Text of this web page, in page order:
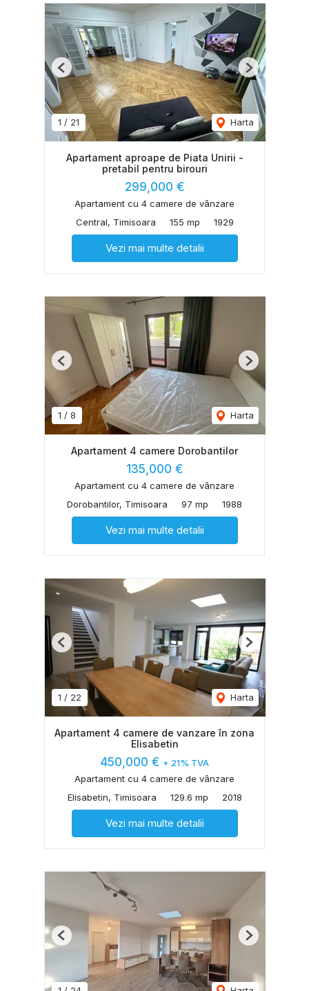
1 / 21 Harta
Previous Next
Apartament aproape de Piata Unirii -
pretabil pentru birouri
299,000 €
Apartament cu 4 camere de vânzare
Central, Timisoara
155 mp 1929
Vezi mai multe detalii
1 / 8 Harta
Previous Next
Apartament 4 camere Dorobantilor
135,000 €
Apartament cu 4 camere de vânzare
Dorobantilor, Timisoara
97 mp 1988
Vezi mai multe detalii
1 / 22 Harta
Previous Next
Apartament 4 camere de vanzare în zona
Elisabetin
450,000 € + 21% TVA
Apartament cu 4 camere de vânzare
Elisabetin, Timisoara
129.6 mp 2018
Vezi mai multe detalii
Previous Next